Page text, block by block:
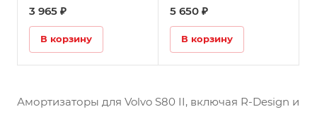
3 965 ₽
В корзину
5 650 ₽
В корзину
Амортизаторы для Volvo S80 II, включая R-Design и